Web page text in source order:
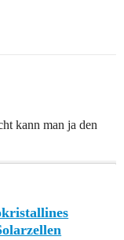
kann man ja den